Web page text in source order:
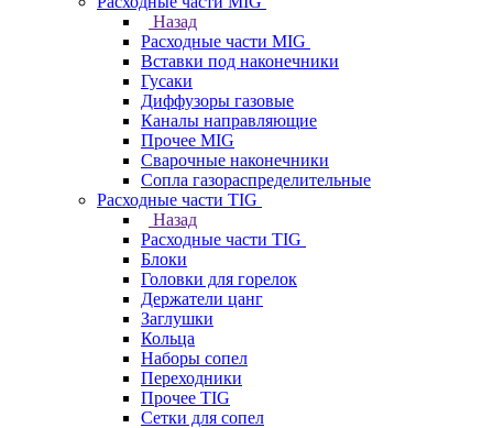
Назад
Расходные части MIG
Вставки под наконечники
Гусаки
Диффузоры газовые
Каналы направляющие
Прочее MIG
Сварочные наконечники
Сопла газораспределительные
Расходные части TIG
Назад
Расходные части TIG
Блоки
Головки для горелок
Держатели цанг
Заглушки
Кольца
Наборы сопел
Переходники
Прочее TIG
Сетки для сопел